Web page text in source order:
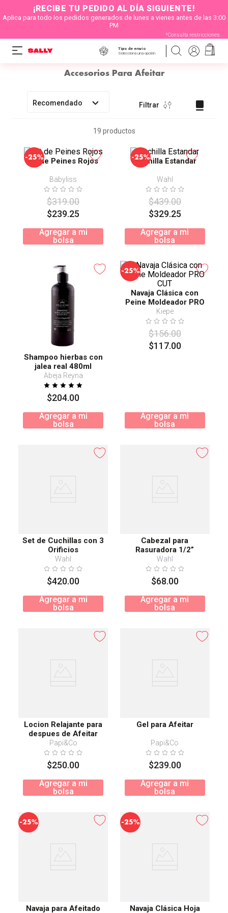
¡RECIBE TU PEDIDO AL DÍA SIGUIENTE!
Aplica para todo los pedidos generados de lunes a vienes antes de las 3:00
PM
*Consulta restricciones
Tipo de envío
Selecciona una opción
Accesorios Para Afeitar
Recomendado Filtrar
19 productos
-25%
Kit de Peines Rojos
Babyliss
$319.00
$239.25
Agregar a mi
bolsa
-25%
Cuchilla Estandar
Wahl
$439.00
$329.25
Agregar a mi
bolsa
Shampoo hierbas con
jalea real 480ml
Abeja Reyna
$204.00
Agregar a mi
bolsa
-25%
Navaja Clásica con
Peine Moldeador PRO
CUT
Kiepe
$156.00
$117.00
Agregar a mi
bolsa
Set de Cuchillas con 3
Orificios
Wahl
$420.00
Agregar a mi
bolsa
Cabezal para
Rasuradora 1/2”
Wahl
$68.00
Agregar a mi
bolsa
Locion Relajante para
despues de Afeitar
Papi&Co
$250.00
Agregar a mi
bolsa
Gel para Afeitar
Papi&Co
$239.00
Agregar a mi
bolsa
-25%
Navaja para Afeitado
-25%
Navaja Clásica Hoja